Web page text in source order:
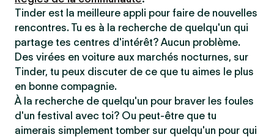
Tinder est la meilleure appli pour faire de nouvelles
rencontres. Tu es à la recherche de quelqu'un qui
partage tes centres d'intérêt? Aucun problème.
Des virées en voiture aux marchés nocturnes, sur
Tinder, tu peux discuter de ce que tu aimes le plus
en bonne compagnie.
À la recherche de quelqu'un pour braver les foules
d'un festival avec toi? Ou peut-être que tu
aimerais simplement tomber sur quelqu'un pour qui